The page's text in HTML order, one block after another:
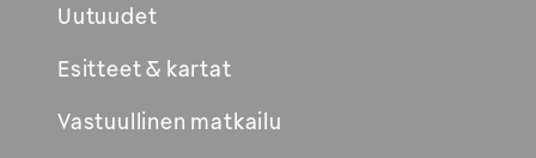
Uutuudet
Esitteet & kartat
Vastuullinen matkailu